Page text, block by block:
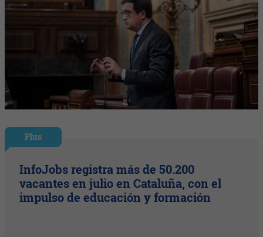
Plus
InfoJobs registra más de 50.200
vacantes en julio en Cataluña, con el
impulso de educación y formación